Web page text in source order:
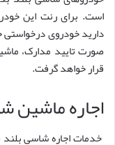
است. برای رنت این
دارید خودروی درخواستی
صورت تایید مدارک،
قرار خواهد گرفت.
اجاره ماشین
خدمات اجاره شاسی بلند